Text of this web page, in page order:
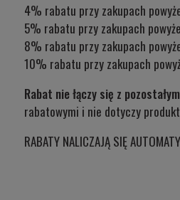
4% rabatu przy zakupach
5% rabatu przy zakupach
8% rabatu przy zakupach
10% rabatu przy zakupach
Rabat nie łączy się z
rabatowymi i nie dotyczy
RABATY NALICZAJĄ SIĘ